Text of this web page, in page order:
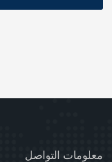
معلومات التواصل